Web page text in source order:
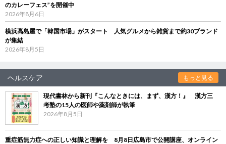
のカレーフェス”を開催中
2026年8月6日
横浜高島屋で「韓国市場」がスタート 人気グルメから雑貨まで約30ブランド
が集結
2026年8月5日
ヘルスケア もっと見る
現代書林から新刊『こんなときには、まず、漢方！』 漢方三
考塾の15人の医師や薬剤師が執筆
2026年8月5日
重症筋無力症への正しい知識と理解を 8月8日広島市で公開講座、オンライン